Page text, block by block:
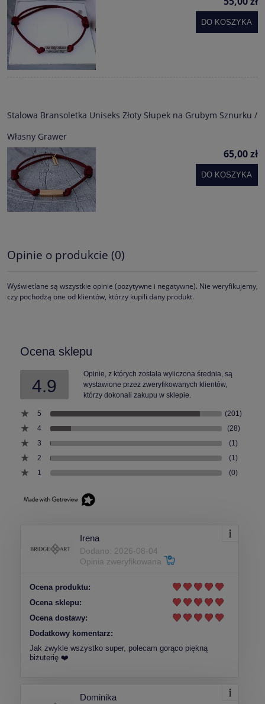
DO KOSZYKA
Stalowa Bransoletka Uniseks Złoty Słupek na Grubym Sznurku /
Własny Grawer
65,00 zł
DO KOSZYKA
Opinie o produkcie (0)
Wyświetlane są wszystkie opinie (pozytywne i negatywne). Nie weryfikujemy,
czy pochodzą one od klientów, którzy kupili dany produkt.
Ocena sklepu
4.9
Opinie, z których została wyliczona średnia, są
wystawione przez zweryfikowanych klientów,
którzy dokonali zakupu w sklepie.
5
(201)
4
(28)
3
(1)
2
(1)
1
(0)
Irena
Dodano: 2026-08-04
Opinia zweryfikowana
Ocena produktu:
Ocena sklepu:
Ocena dostawy:
Dodatkowy komentarz:
Jak zwykle wszystko super, polecam gorąco piękną
biżuterię ❤️
Dominika